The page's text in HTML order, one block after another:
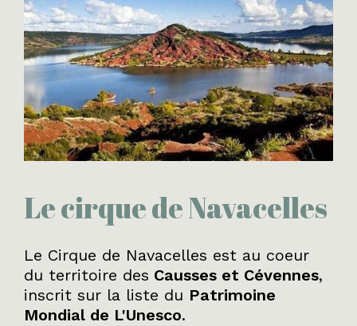
Le cirque de Navacelles
Le Cirque de Navacelles est au coeur
du territoire des Causses et Cévennes,
inscrit sur la liste du Patrimoine
Mondial de L'Unesco.